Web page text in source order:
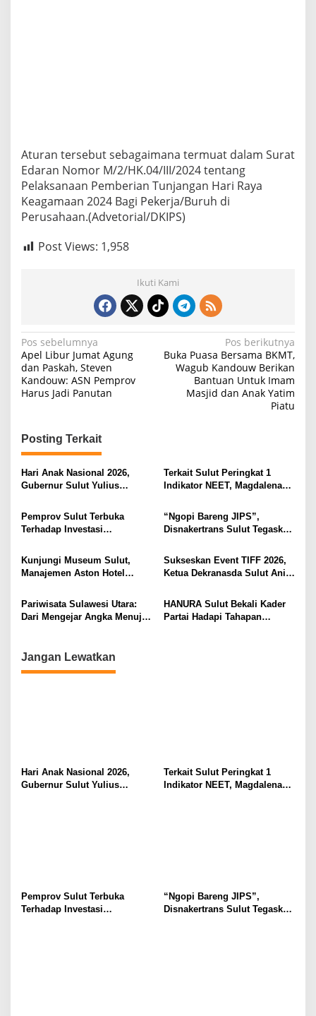
Aturan tersebut sebagaimana termuat dalam Surat
Edaran Nomor M/2/HK.04/III/2024 tentang
Pelaksanaan Pemberian Tunjangan Hari Raya
Keagamaan 2024 Bagi Pekerja/Buruh di
Perusahaan.(Advetorial/DKIPS)
Post Views: 1,958
Ikuti Kami
N
a
v
a
s
i
o
Pos sebelumnya
Apel Libur Jumat Agung
dan Paskah, Steven
Kandouw: ASN Pemprov
Harus Jadi Panutan
Pos berikutnya
Buka Puasa Bersama BKMT,
Wagub Kandouw Berikan
Bantuan Untuk Imam
Masjid dan Anak Yatim
Piatu
Posting Terkait
Hari Anak Nasional 2026,
Gubernur Sulut Yulius
Ruang Aman Bagi Anak, di
Lingkungan Fisik Maupun di
Ruang Digital
Terkait Sulut Peringkat 1
Indikator NEET, Magdalena
Secara Proposional, Agar
Tidak Timbul Persepsi Keliru
Pemprov Sulut Terbuka
Terhadap Investasi
“Ngopi Bareng JIPS”,
Disnakertrans Sulut Tegaskan
Pekerja dari Ancaman PHK
Kunjungi Museum Sulut,
Manajemen Aston Hotel
Kebudayaan Ke Wisatawan
Sukseskan Event TIFF 2026,
Ketua Dekranasda Sulut Anik
Desain Batik
Pariwisata Sulawesi Utara:
Dari Mengejar Angka Menuju
HANURA Sulut Bekali Kader
Partai Hadapi Tahapan
Jangan Lewatkan
Hari Anak Nasional 2026,
Gubernur Sulut Yulius
Terkait Sulut Peringkat 1
Indikator NEET, Magdalena
Pemprov Sulut Terbuka
Terhadap Investasi
“Ngopi Bareng JIPS”,
Disnakertrans Sulut Tegaskan